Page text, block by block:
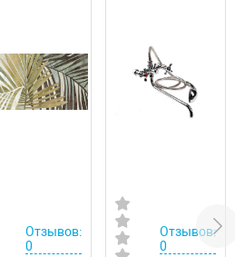
Отзывов:
0
Отзывов:
0